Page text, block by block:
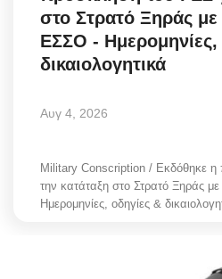
Cost Of Living Crisis
Opinion + Analysis
L’Art des Sens
All News
Local Elections 2023
στο Στρατό Ξηράς με
ΕΣΣΟ - Ημερομηνίες,
δικαιολογητικά
Αυγ 4, 2026
Military Conscription / Εκδόθηκε η
την κατάταξη στο Στρατό Ξηράς
Ημερομηνίες, οδηγίες &